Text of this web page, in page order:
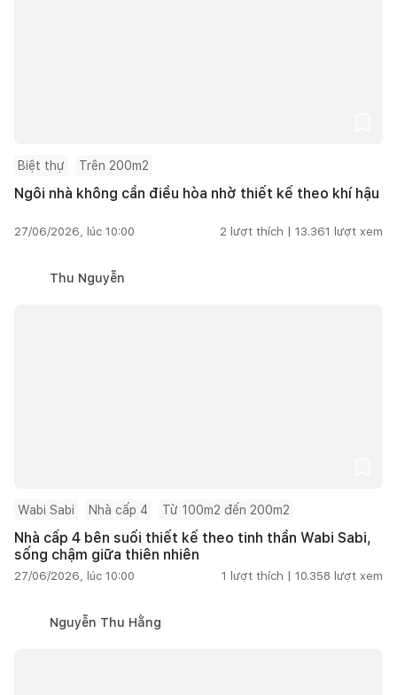
Biệt thự Trên 200m2
Ngôi nhà không cần điều hòa nhờ thiết kế theo khí hậu
27/06/2026, lúc 10:00 2 lượt thích | 13.361 lượt xem
Thu Nguyễn
Wabi Sabi Nhà cấp 4 Từ 100m2 đến 200m2
Nhà cấp 4 bên suối thiết kế theo tinh thần Wabi Sabi,
sống chậm giữa thiên nhiên
27/06/2026, lúc 10:00 1 lượt thích | 10.358 lượt xem
Nguyễn Thu Hằng